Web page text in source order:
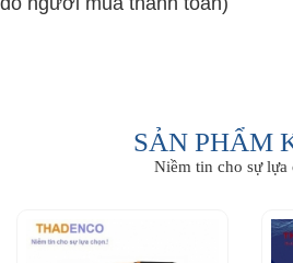
SẢN PHẨM
Niềm tin cho sự lựa